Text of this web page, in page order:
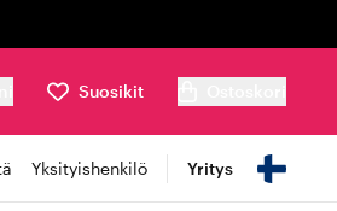
Suosikit
Yksityishenkilö Yritys